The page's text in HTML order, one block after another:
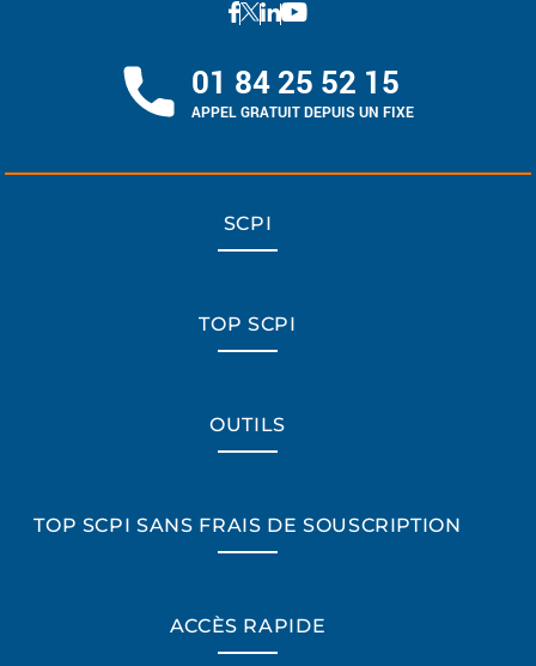
01 84 25 52 15
APPEL GRATUIT DEPUIS UN FIXE
SCPI
TOP SCPI
OUTILS
TOP SCPI SANS FRAIS DE SOUSCRIPTION
ACCÈS RAPIDE